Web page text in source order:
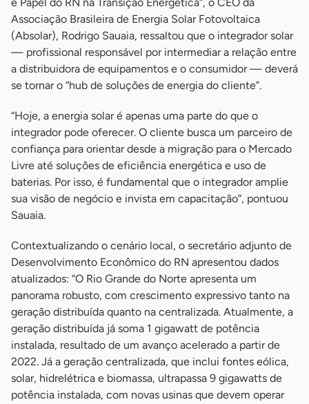
e Papel do RN na Transição Energética”, o CEO da
Associação Brasileira de Energia Solar Fotovoltaica
(Absolar), Rodrigo Sauaia, ressaltou que o integrador solar
— profissional responsável por intermediar a relação entre
a distribuidora de equipamentos e o consumidor — deverá
se tornar o “hub de soluções de energia do cliente”.
“Hoje, a energia solar é apenas uma parte do que o
integrador pode oferecer. O cliente busca um parceiro de
confiança para orientar desde a migração para o Mercado
Livre até soluções de eficiência energética e uso de
baterias. Por isso, é fundamental que o integrador amplie
sua visão de negócio e invista em capacitação”, pontuou
Sauaia.
Contextualizando o cenário local, o secretário adjunto de
Desenvolvimento Econômico do RN apresentou dados
atualizados: “O Rio Grande do Norte apresenta um
panorama robusto, com crescimento expressivo tanto na
geração distribuída quanto na centralizada. Atualmente, a
geração distribuída já soma 1 gigawatt de potência
instalada, resultado de um avanço acelerado a partir de
2022. Já a geração centralizada, que inclui fontes eólica,
solar, hidrelétrica e biomassa, ultrapassa 9 gigawatts de
potência instalada, com novas usinas que devem operar